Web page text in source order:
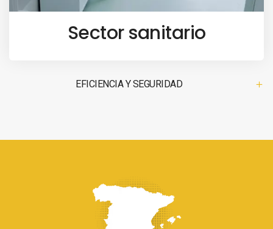
Sector sanitario
EFICIENCIA Y SEGURIDAD